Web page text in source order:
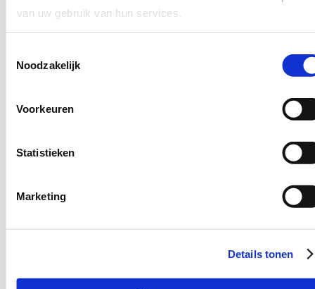
van uw gebruik van hun services.
Noodzakelijk
Voorkeuren
Statistieken
Marketing
Details tonen